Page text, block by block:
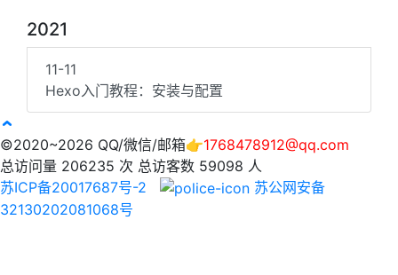
2021
11-11
Hexo入门教程：安装与配置
©2020~2026 QQ/微信/邮箱👉1768478912@qq.com
总访问量 206235 次 总访客数 59098 人
苏ICP备20017687号-2
苏公网安备
32130202081068号